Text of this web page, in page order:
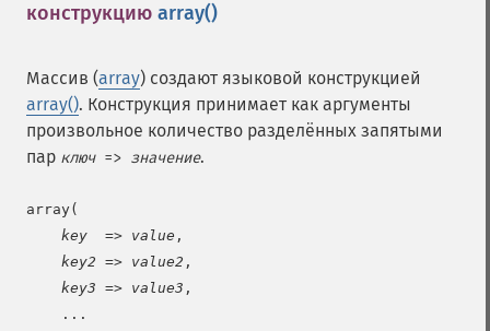
конструкцию array()
Массив (array) создают языковой конструкцией
array(). Конструкция принимает как аргументы
произвольное количество разделённых запятыми
пар ключ=> значение.
array(
key
  =>
value ,
key2 => value2 ,
key3 => value3 ,